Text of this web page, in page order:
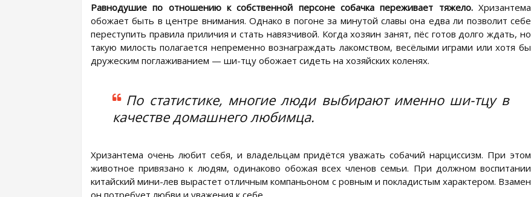
Равнодушие по отношению к собственной персоне собачка переживает тяжело.Хризантема
обожает быть в центре внимания. Однако в погоне за минутой славы она едва ли позволит себе
переступить правила приличия и стать навязчивой. Когда хозяин занят, пёс готов долго ждать, но
такую милость полагается непременно вознаграждать лакомством, весёлыми играми или хотя бы
дружеским поглаживанием — ши-тцу обожает сидеть на хозяйских коленях.
По статистике, многие люди выбирают именно ши-тцу в
качестве домашнего любимца.
Хризантема очень любит себя, и владельцам придётся уважать собачий нарциссизм. При этом
животное привязано к людям, одинаково обожая всех членов семьи. При должном воспитании
китайский мини-лев вырастет отличным компаньоном с ровным и покладистым характером. Взамен
он потребует любви и уважения к себе.